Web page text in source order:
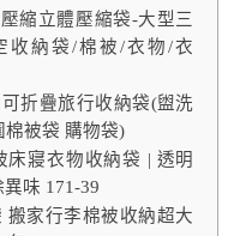
縮立體壓縮袋-大型三
收納袋/棉被/衣物/衣
折疊旅行收納袋(盥洗
棉被袋 購物袋)
床寢衣物收納袋 | 透明
味 171-39
搬家行李棉被收納超大